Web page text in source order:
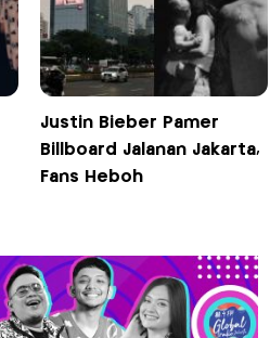
Justin Bieber Pamer
Billboard Jalanan Jakarta,
Fans Heboh